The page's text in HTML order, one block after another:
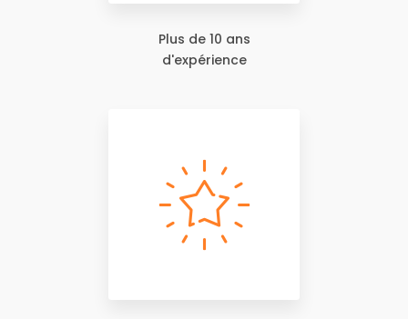
Plus de 10 ans
d'expérience